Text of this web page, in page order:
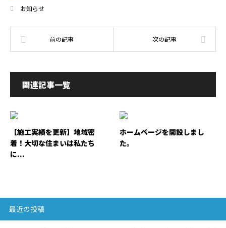
お知らせ
関連記事一覧
【施工実績を更新】地域密
着！大切な住まいは私たち
に...
ホームページを開設しまし
た。
最近の投稿